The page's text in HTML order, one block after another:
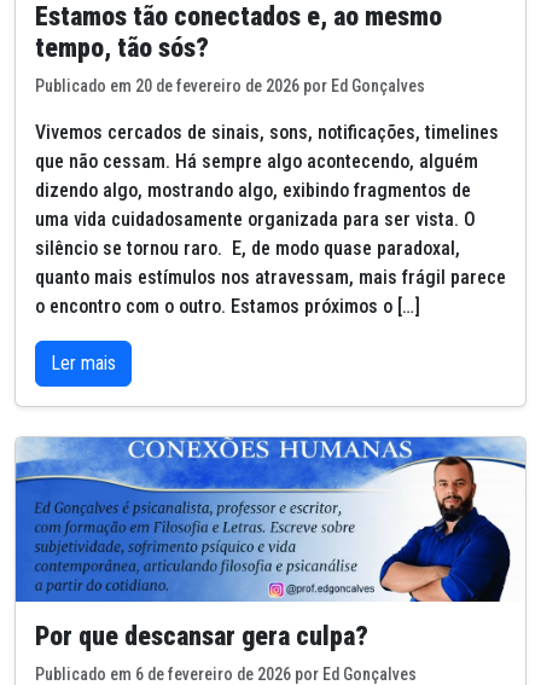
Estamos tão conectados e, ao mesmo
tempo, tão sós?
Publicado em 20 de fevereiro de 2026 por Ed Gonçalves
Vivemos cercados de sinais, sons, notificações, timelines
que não cessam. Há sempre algo acontecendo, alguém
dizendo algo, mostrando algo, exibindo fragmentos de
uma vida cuidadosamente organizada para ser vista. O
silêncio se tornou raro. E, de modo quase paradoxal,
quanto mais estímulos nos atravessam, mais frágil parece
o encontro com o outro. Estamos próximos o […]
Ler mais
Por que descansar gera culpa?
Publicado em 6 de fevereiro de 2026 por Ed Gonçalves